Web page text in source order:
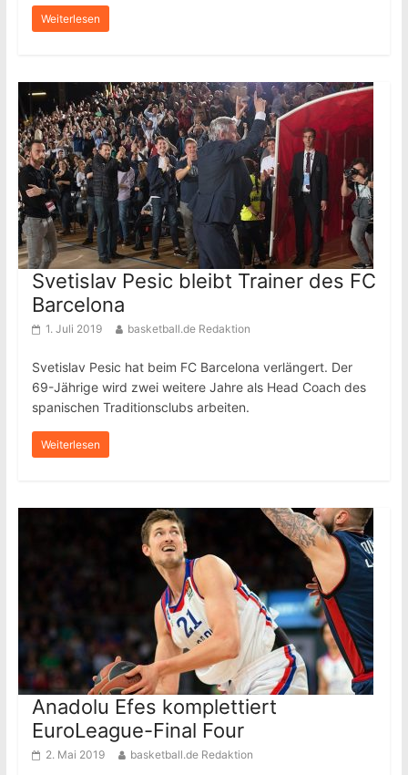
Weiterlesen
Svetislav Pesic bleibt Trainer des FC
Barcelona
1. Juli 2019 basketball.de Redaktion
Svetislav Pesic hat beim FC Barcelona verlängert. Der
69-Jährige wird zwei weitere Jahre als Head Coach des
spanischen Traditionsclubs arbeiten.
Weiterlesen
Anadolu Efes komplettiert
EuroLeague-Final Four
2. Mai 2019 basketball.de Redaktion